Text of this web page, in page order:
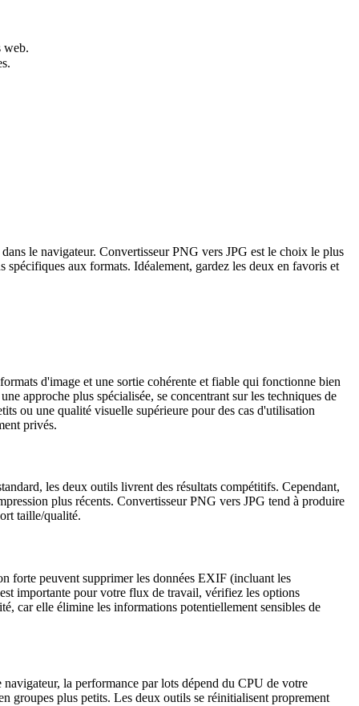
web.
le navigateur. Convertisseur PNG vers JPG est le choix le plus
aux formats. Idéalement, gardez les deux en favoris et
d'image et une sortie cohérente et fiable qui fonctionne bien
approche plus spécialisée, se concentrant sur les techniques de
ou une qualité visuelle supérieure pour des cas d'utilisation
privés.
les deux outils livrent des résultats compétitifs. Cependant,
plus récents. Convertisseur PNG vers JPG tend à produire
taille/qualité.
forte peuvent supprimer les données EXIF (incluant les
importante pour votre flux de travail, vérifiez les options
car elle élimine les informations potentiellement sensibles de
la performance par lots dépend du CPU de votre
groupes plus petits. Les deux outils se réinitialisent proprement